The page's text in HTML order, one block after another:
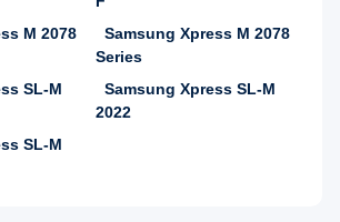
M 2078
Samsung Xpress M 2078
Series
SL-M
Samsung Xpress SL-M
2022
SL-M